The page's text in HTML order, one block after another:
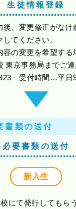
生徒情報登録
後、変更修正がなけ
てください。
容の変更を希望する
東京事務局までご連
受付時間…平日9
書類の送付
必要書類の送付
新入生
にて発行してもら